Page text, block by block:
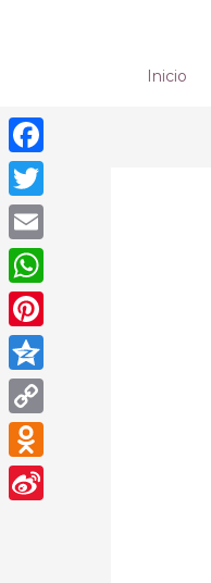
Inicio
Facebook
Twitter
Email
WhatsApp
Pinterest
Qzone
Copy
Link
Odnoklassniki